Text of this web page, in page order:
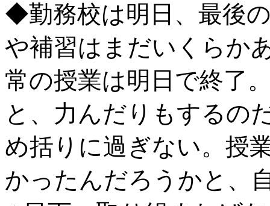
◆勤務校は明日、最後
や補習はまだいくらか
常の授業は明日で終了
と、力んだりもするの
め括りに過ぎない。授
かったんだろうかと、